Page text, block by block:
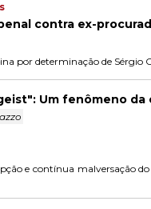
contra ex-
por determinação de
Um fenômeno
e contínua malversação